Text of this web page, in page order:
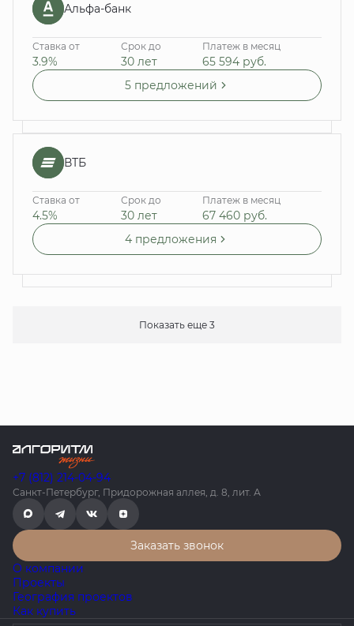
Альфа-банк
Ставка от
3.9%
Срок до
30 лет
Платеж в месяц
65 594 руб.
5 предложений
ВТБ
Ставка от
4.5%
Срок до
30 лет
Платеж в месяц
67 460 руб.
4 предложения
Показать еще 3
+7 (812) 214-04-94
Санкт-Петербург, Придорожная аллея, д. 8, лит. А
Заказать звонок
О компании
Проекты
География проектов
Как купить